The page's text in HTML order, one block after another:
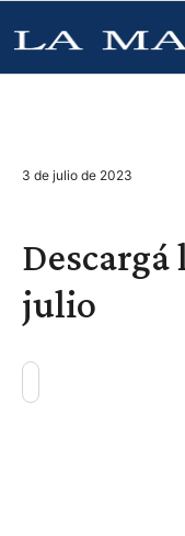
3 de julio de 2023
Descargá
julio